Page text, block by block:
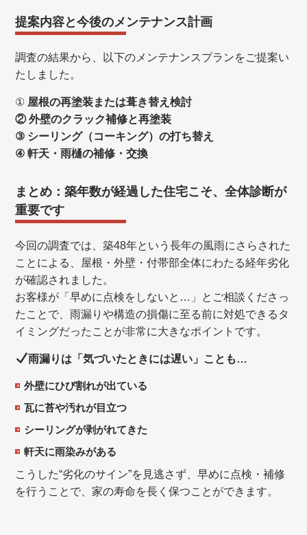
提案内容と今後のメンテナンス計画
調査の結果から、以下のメンテナンスプランをご提案い
たしました。
① 屋根の再塗装または葺き替え検討
② 外壁のクラック補修と再塗装
③ シーリング（コーキング）の打ち替え
④ 軒天・雨樋の補修・交換
まとめ：築年数が経過した住宅こそ、全体診断が
重要です
今回の調査では、築48年という長年の風雨にさらされた
ことによる、屋根・外壁・付帯部全体にわたる経年劣化
が確認されました。
お客様が「早めに点検をしないと…」とご相談くださっ
たことで、雨漏りや構造の損傷に至る前に対処できるタ
イミングだったことが非常に大きなポイントです。
雨漏りは「気づいたときには遅い」ことも…
外壁にひび割れが出ている
瓦に苔や汚れが目立つ
シーリングが剥がれてきた
軒天に雨染みがある
こうした“劣化のサイン”を見逃さず、早めに点検・補修
を行うことで、家の寿命を長く保つことができます。